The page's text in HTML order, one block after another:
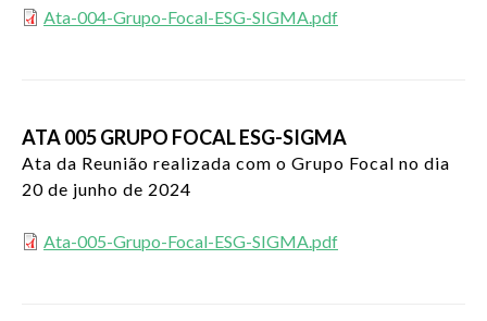
Ata-004-Grupo-Focal-ESG-SIGMA.pdf
ATA 005 GRUPO FOCAL ESG-SIGMA
Ata da Reunião realizada com o Grupo Focal no dia
20 de junho de 2024
Ata-005-Grupo-Focal-ESG-SIGMA.pdf